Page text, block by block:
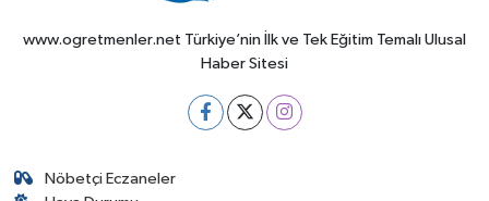
www.ogretmenler.net Türkiye’nin İlk ve Tek Eğitim Temalı Ulusal
Haber Sitesi
Nöbetçi Eczaneler